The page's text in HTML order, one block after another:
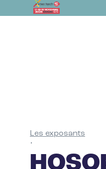
Les exposants
•